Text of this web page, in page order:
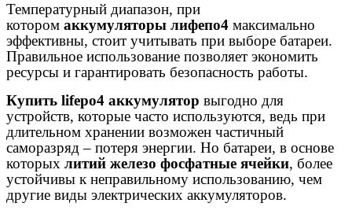
Температурный диапазон, при
котором аккумуляторы лифепо4 максимально
эффективны, стоит учитывать при выборе батареи.
Правильное использование позволяет экономить
ресурсы и гарантировать безопасность работы.
Купить lifepo4 аккумулятор выгодно для
устройств, которые часто используются, ведь при
длительном хранении возможен частичный
саморазряд – потеря энергии. Но батареи, в основе
которых литий железо фосфатные ячейки, более
устойчивы к неправильному использованию, чем
другие виды электрических аккумуляторов.